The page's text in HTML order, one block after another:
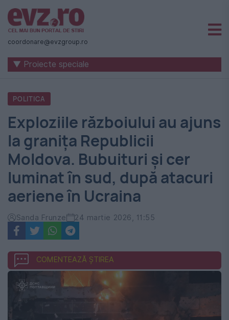
Știri
naționale
internaționale
România
-
Evenimentul
Zilei
coordonare@evzgroup.ro
▼ Proiecte speciale
POLITICA
Exploziile războiului au ajuns
la granița Republicii
Moldova. Bubuituri și cer
luminat în sud, după atacuri
aeriene în Ucraina
Sanda Frunze 24 martie 2026, 11:55
COMENTEAZĂ ȘTIREA